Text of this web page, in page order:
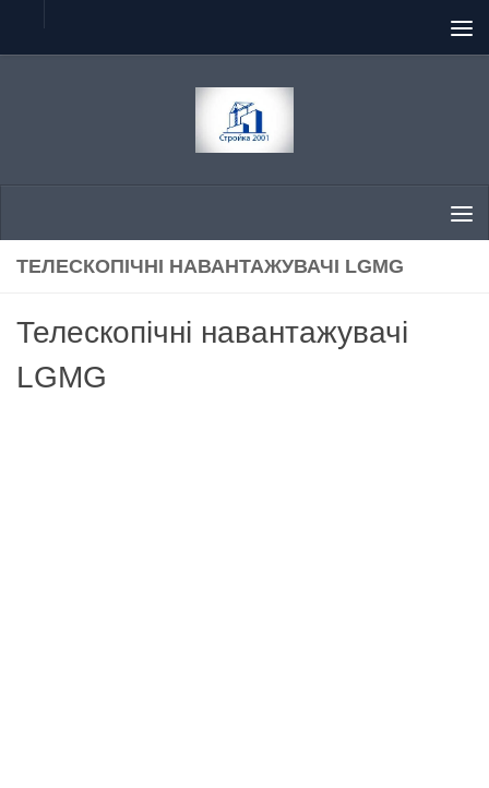
Skip to content
ТЕЛЕСКОПІЧНІ НАВАНТАЖУВАЧІ LGMG
Телескопічні навантажувачі
LGMG